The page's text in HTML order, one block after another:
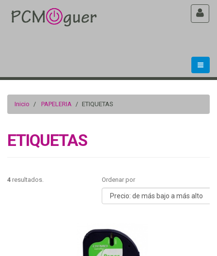
Inicio PAPELERIA ETIQUETAS
ETIQUETAS
4 resultados. Ordenar por